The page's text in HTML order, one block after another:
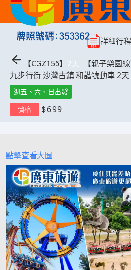
【CGZ156】 2天
【親子樂園
九步行街 沙灣古鎮 和諧號動車 2天
週五、六、日出發
價格
$699
詳細行程
點擊查看大圖